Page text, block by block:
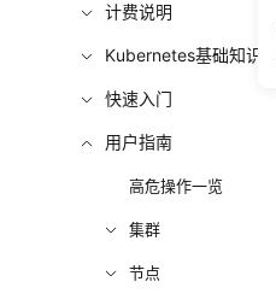
计费说明
Kubernetes基础知识
快速入门
用户指南
高危操作一览
集群
节点